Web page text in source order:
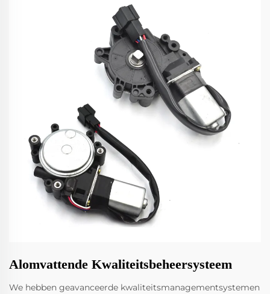
Alomvattende Kwaliteitsbeheersysteem
We hebben geavanceerde kwaliteitsmanagementsystemen